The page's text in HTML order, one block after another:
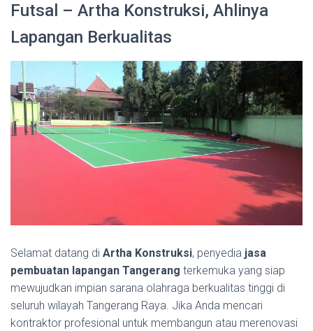
Futsal – Artha Konstruksi, Ahlinya
Lapangan Berkualitas
Selamat datang di Artha Konstruksi, penyedia jasa
pembuatan lapangan Tangerang terkemuka yang siap
mewujudkan impian sarana olahraga berkualitas tinggi di
seluruh wilayah Tangerang Raya. Jika Anda mencari
kontraktor profesional untuk membangun atau merenovasi